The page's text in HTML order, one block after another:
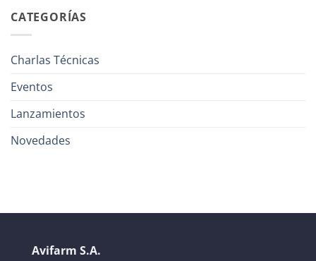
CATEGORÍAS
Charlas Técnicas
Eventos
Lanzamientos
Novedades
Avifarm S.A.